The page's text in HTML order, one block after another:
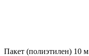
Пакет (полиэтилен) 10 м